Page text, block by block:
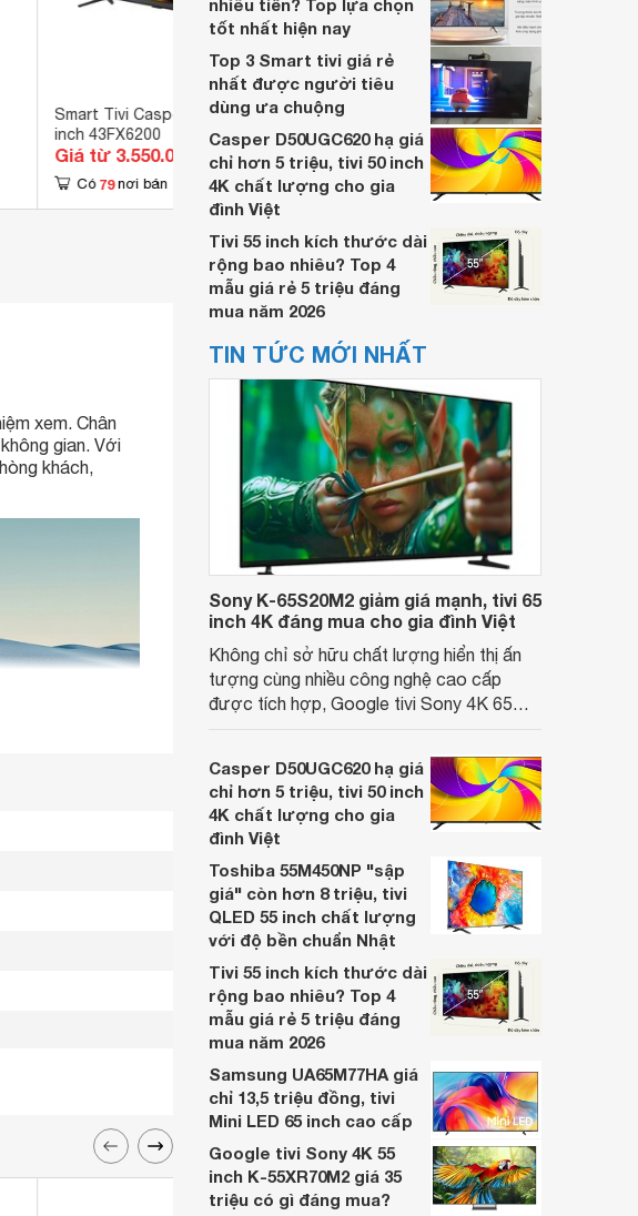
Smart Tivi Casper FullHD 43
inch 43FX6200
Giá từ 3.550.000 đ
Có 79 nơi bán
Smart Tivi Casper 4K 43 Inch
43UGS611
Giá từ 3.690.000 đ
Có 15 nơi bán
xem. Chân
gian. Với
khách,
mang đến
từng pixel,
hoặc chơi
nhiêu tiền? Top lựa chọn
tốt nhất hiện nay
Top 3 Smart tivi giá rẻ
nhất được người tiêu
dùng ưa chuộng
Casper D50UGC620 hạ giá
chỉ hơn 5 triệu, tivi 50 inch
4K chất lượng cho gia
đình Việt
Tivi 55 inch kích thước dài
rộng bao nhiêu? Top 4
mẫu giá rẻ 5 triệu đáng
mua năm 2026
TIN TỨC MỚI NHẤT
Sony K-65S20M2 giảm giá mạnh, tivi 65
inch 4K đáng mua cho gia đình Việt
Không chỉ sở hữu chất lượng hiển thị ấn
tượng cùng nhiều công nghệ cao cấp
được tích hợp, Google tivi Sony 4K 65
nhiều cửa hàng điện máy giảm giá sâu.
Casper D50UGC620 hạ giá
chỉ hơn 5 triệu, tivi 50 inch
4K chất lượng cho gia
đình Việt
Toshiba 55M450NP "sập
giá" còn hơn 8 triệu, tivi
QLED 55 inch chất lượng
với độ bền chuẩn Nhật
Tivi 55 inch kích thước dài
rộng bao nhiêu? Top 4
mẫu giá rẻ 5 triệu đáng
mua năm 2026
Samsung UA65M77HA giá
chỉ 13,5 triệu đồng, tivi
Mini LED 65 inch cao cấp
Google tivi Sony 4K 55
inch K-55XR70M2 giá 35
triệu có gì đáng mua?